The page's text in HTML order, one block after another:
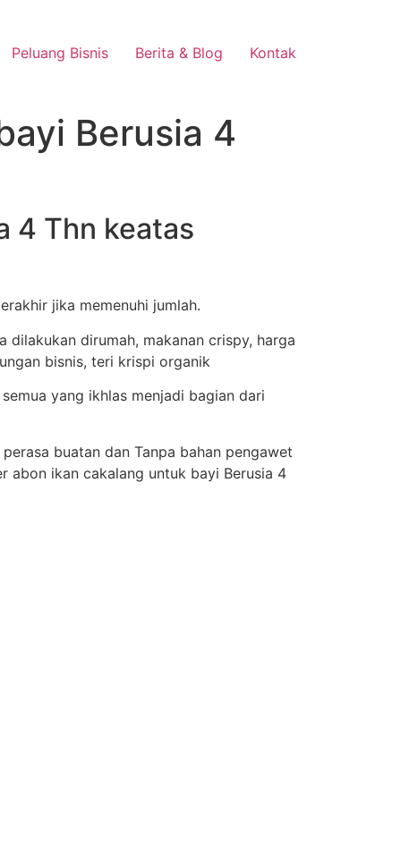
Peluang Bisnis Berita & Blog Kontak
Berusia 4
4 Thn keatas
jika memenuhi jumlah.
yang ikhlas menjadi bagian dari
buatan dan Tanpa bahan pengawet
abon ikan cakalang untuk bayi Berusia 4